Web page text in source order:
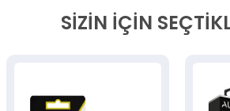
SIZIN İÇIN